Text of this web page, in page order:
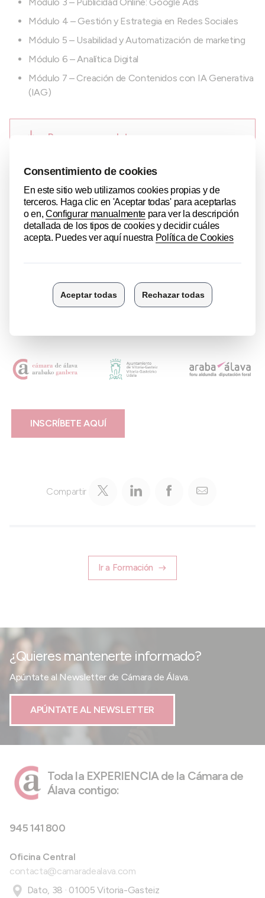
Módulo 4 – Gestión y Estrategia en Redes Sociales
Módulo 5 – Usabilidad y Automatización de marketing
Módulo 6 – Analítica Digital
Módulo 7 – Creación de Contenidos con IA Generativa
(IAG)
Programa completo
Pablo Jiménez
Fundador y director de otromarketing.es. Su objetivo es
ayudar a Empresas, Equipos y Profesionales a obtener más
en la creación, gestión y optimización de campañas de
marketing digital en medios pagados para organizaciones de
diferentes sectores y tamaños. Es profesor de diversas
Escuelas de Negocio y Universidades y colaborador habitual
INSCRÍBETE AQUÍ
Compartir
Ir a Formación
¿Quieres mantenerte informado?
Apúntate al Newsletter de Cámara de Álava.
APÚNTATE AL NEWSLETTER
Toda la EXPERIENCIA de la Cámara de
Álava contigo:
945 141 800
Oficina Central
contacta@camaradealava.com
Dato, 38 · 01005 Vitoria-Gasteiz